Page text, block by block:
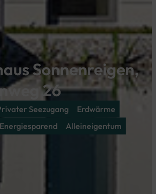
Sonnenreigen,
26
Seezugang
Erdwärme
Energiesparend
Alleineigentum